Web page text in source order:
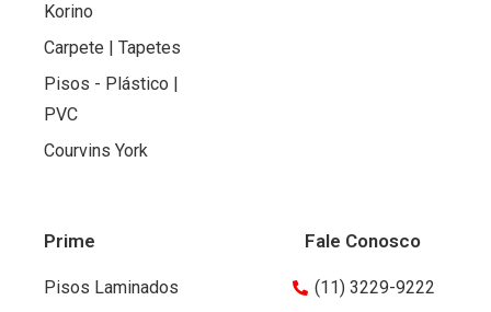
Korino
Carpete | Tapetes
Pisos - Plástico |
PVC
Courvins York
Prime
Pisos Laminados
Fale Conosco
(11) 3229-9222